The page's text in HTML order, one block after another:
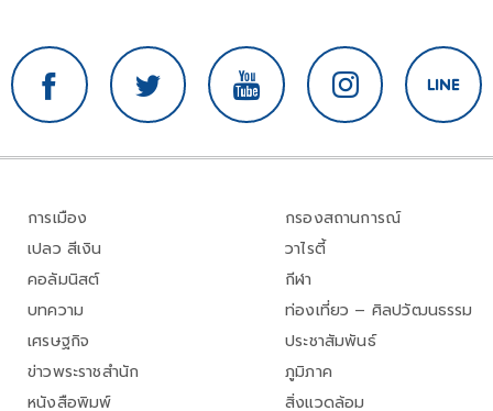
การเมือง
เปลว สีเงิน
คอลัมนิสต์
บทความ
เศรษฐกิจ
ข่าวพระราชสำนัก
หนังสือพิมพ์
กรองสถานการณ์
วาไรตี้
กีฬา
ท่องเที่ยว – ศิลปวัฒนธรรม
ประชาสัมพันธ์
ภูมิภาค
สิ่งแวดล้อม